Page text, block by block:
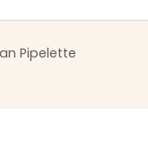
Pipelette